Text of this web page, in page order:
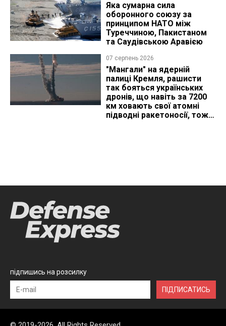
Яка сумарна сила
оборонного союзу за
принципом НАТО між
Туреччиною, Пакистаном
та Саудівською Аравією
07 серпень 2026
"Мангали" на ядерній
палиці Кремля, рашисти
так бояться українських
дронів, що навіть за 7200
км ховають свої атомні
підводні ракетоносії, тож
підпишись на розсилку
ПІДПИСАТИСЬ